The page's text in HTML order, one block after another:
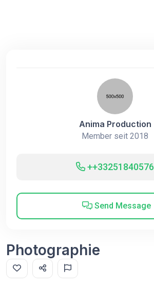
Anima Production
Member seit 2018
++33251840576
Send Message
Photographie